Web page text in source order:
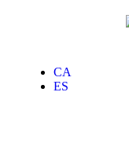
CA
ES